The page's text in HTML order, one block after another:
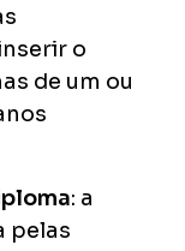
o
de um ou
: a
pelas